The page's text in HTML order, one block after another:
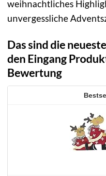
weihnachtliches
unvergessliche
Das sind die
den Eingang
Bewertung